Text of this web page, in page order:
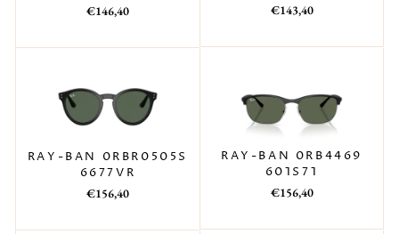
Prezzo
Prezzo
€146,40
Prezzo
listino
Prezzo
€143,40
RAY-BAN 0RBR0505S
6677VR
Prezzo
Prezzo
€156,40
RAY-BAN 0RB4469
601S71
Prezzo
listino
Prezzo
€156,40